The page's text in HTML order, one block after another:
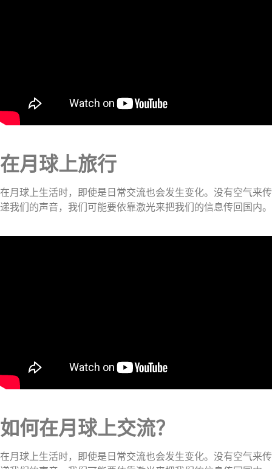
在月球上旅行
在月球上生活时，即使是日常交流也会发生变化。没有空气来传
递我们的声音，我们可能要依靠激光来把我们的信息传回国内。
如何在月球上交流？
在月球上生活时，即使是日常交流也会发生变化。没有空气来传